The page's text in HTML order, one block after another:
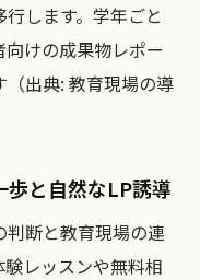
します。学年ごと
けの成果物レポー
（出典: 教育現場の導
と自然なLP誘導
判断と教育現場の連
レッスンや無料相